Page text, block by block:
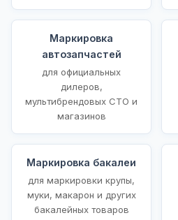
Маркировка
автозапчастей
для официальных
дилеров,
мультибрендовых СТО и
магазинов
Маркировка бакалеи
для маркировки крупы,
муки, макарон и других
бакалейных товаров